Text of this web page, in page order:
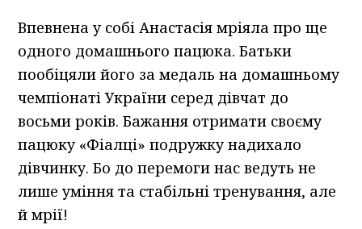
Впевнена у собі Анастасія мріяла про ще
одного домашнього пацюка. Батьки
пообіцяли його за медаль на домашньому
чемпіонаті України серед дівчат до
восьми років. Бажання отримати своєму
пацюку «Фіалці» подружку надихало
дівчинку. Бо до перемоги нас ведуть не
лише уміння та стабільні тренування, але
й мрії!